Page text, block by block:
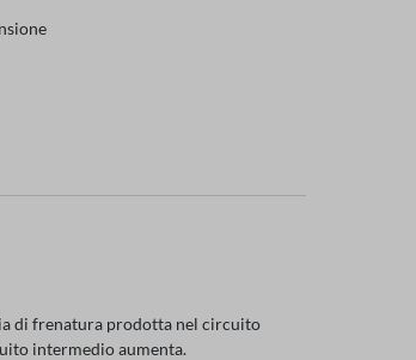
di frenatura prodotta nel circuito
intermedio aumenta.